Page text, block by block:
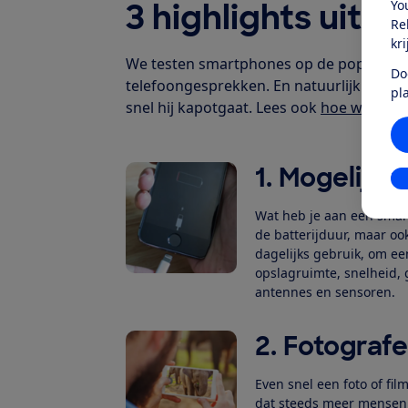
3 highlights uit
We testen smartphones op de
telefoongesprekken. En natuurlijk
snel hij kapotgaat. Lees ook hoe wij
1.
Wat heb je aan een
de batterijduur, maar
dagelijks gebruik, om
opslagruimte, snelheid,
antennes en sensoren.
2.
Even snel een foto of
dat steeds meer